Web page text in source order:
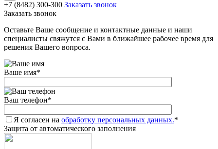
+7 (8482) 300-300 Заказать звонок
Заказать звонок
Оставьте Ваше сообщение и контактные данные и наши
специалисты свяжутся с Вами в ближайшее рабочее время для
решения Вашего вопроса.
Ваше имя*
Ваш телефон*
Я согласен на обработку персональных данных.*
Защита от автоматического заполнения